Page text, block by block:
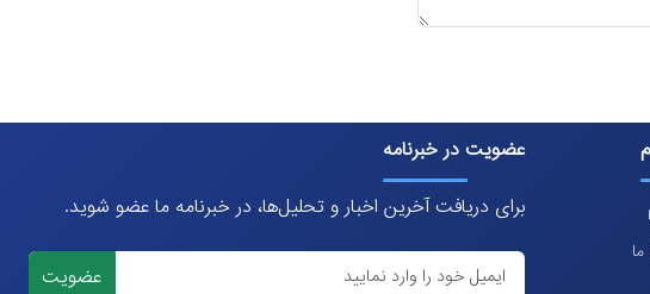
عضویت در خبرنامه
برای دریافت آخرین اخبار و تحلیل‌ها، در خبرنامه ما عضو شوید.
عضویت